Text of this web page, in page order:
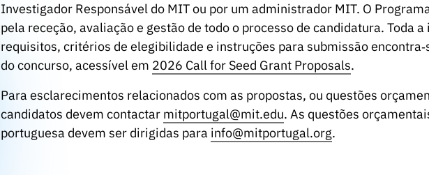
Investigador Responsável do MIT ou por um administrador MIT. O
pela receção, avaliação e gestão de todo o processo de candidatura. Toda
requisitos, critérios de elegibilidade e instruções para submissão
do concurso, acessível em 2026 Call for Seed Grant Proposals.
Para esclarecimentos relacionados com as propostas, ou questões
candidatos devem contactar mitportugal@mit.edu. As questões
portuguesa devem ser dirigidas para info@mitportugal.org.